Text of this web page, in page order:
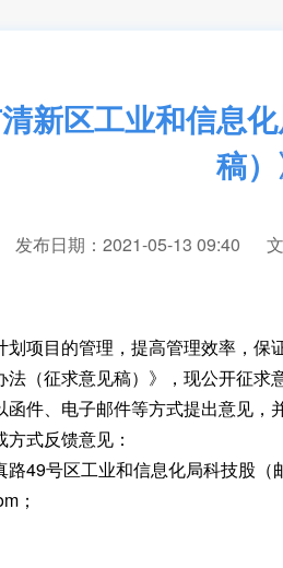
新区工业和信息
稿
发布日期：2021-05-13 09:40
目的管理，提高管理效率，保
（征求意见稿）》，现公开征求
、电子邮件等方式提出意见，
式反馈意见：
号区工业和信息化局科技股（
；